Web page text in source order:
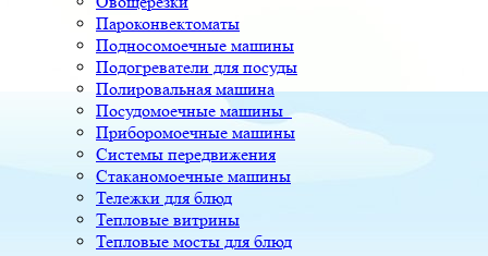
Пароконвектоматы
Подносомоечные машины
Подогреватели для посуды
Полировальная машина
Посудомоечные машины
Приборомоечные машины
Системы передвижения
Стаканомоечные машины
Тележки для блюд
Тепловые витрины
Тепловые мосты для блюд